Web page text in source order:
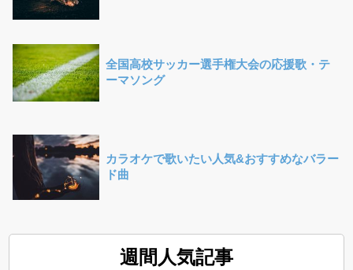
全国高校サッカー選手権大会の応援歌・テ
ーマソング
カラオケで歌いたい人気&おすすめなバラー
ド曲
週間人気記事